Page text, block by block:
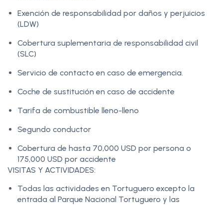
Exención de responsabilidad por daños y perjuicios
(LDW)
Cobertura suplementaria de responsabilidad civil
(SLC)
Servicio de contacto en caso de emergencia.
Coche de sustitución en caso de accidente
Tarifa de combustible lleno-lleno
Segundo conductor
Cobertura de hasta 70,000 USD por persona o
175,000 USD por accidente
VISITAS Y ACTIVIDADES:
Todas las actividades en Tortuguero excepto la
entrada al Parque Nacional Tortuguero y las